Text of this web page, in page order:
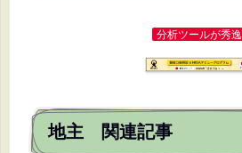
分析ツールが秀逸
地主 関連記事